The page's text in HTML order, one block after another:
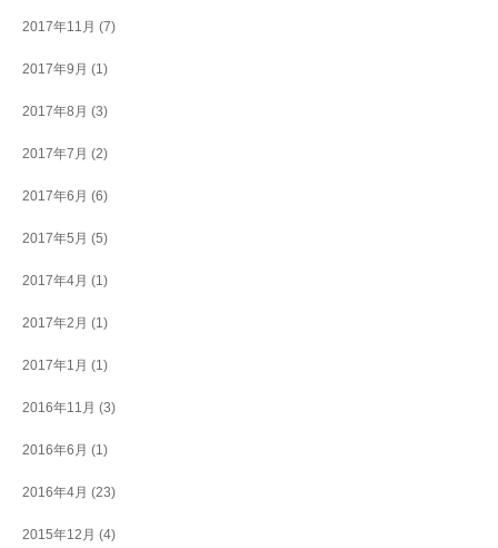
2017年11月 (7)
2017年9月 (1)
2017年8月 (3)
2017年7月 (2)
2017年6月 (6)
2017年5月 (5)
2017年4月 (1)
2017年2月 (1)
2017年1月 (1)
2016年11月 (3)
2016年6月 (1)
2016年4月 (23)
2015年12月 (4)